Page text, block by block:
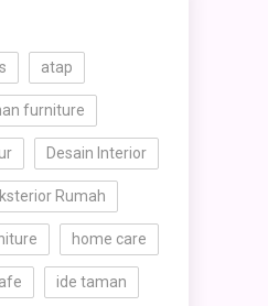
atap
furniture
Desain Interior
Rumah
home care
ide taman